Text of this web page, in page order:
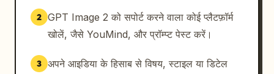
2 GPT Image 2 को सपोर्ट करने वाला कोई प्लैटफ़ॉर्म
खोलें, जैसे YouMind, और प्रॉम्प्ट पेस्ट करें।
3 अपने आइडिया के हिसाब से विषय, स्टाइल या डिटेल